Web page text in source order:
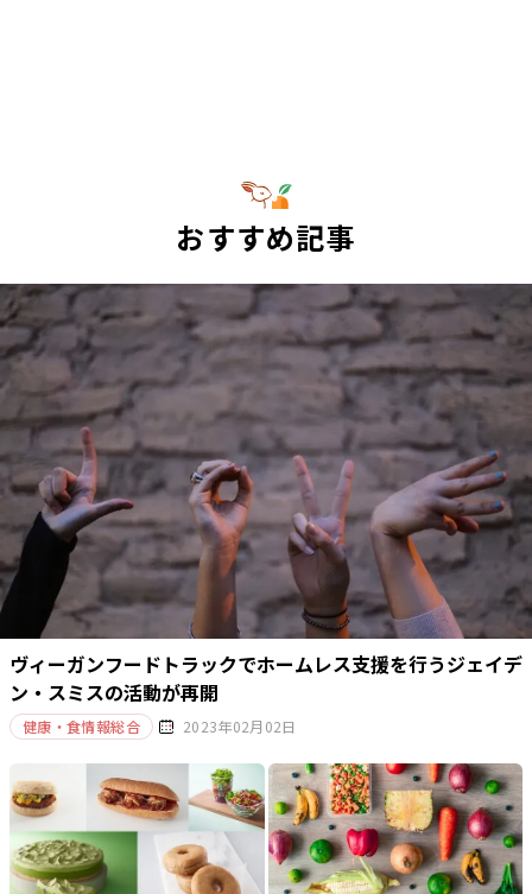
おすすめ記事
ヴィーガンフードトラックでホームレス支援を行うジェイデ
ン・スミスの活動が再開
健康・食情報総合 2023年02月02日